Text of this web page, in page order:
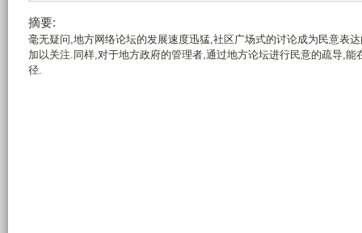
摘要:
毫无疑问,地方网络论坛的发展速度迅猛,社区广场式的讨论成为民意表
加以关注.同样,对于地方政府的管理者,通过地方论坛进行民意的疏导,
径.